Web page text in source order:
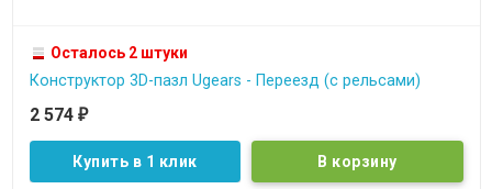
Осталось 2 штуки
Конструктор 3D-пазл Ugears - Переезд (с рельсами)
2 574 ₽
Купить в 1 клик